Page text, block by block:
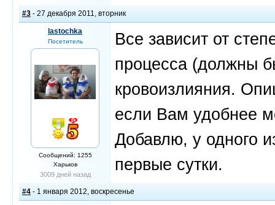
#3 - 27 декабря 2011, вторник
lastochka
Посетитель
Сообщений: 1255
Харьков
3009 дней назад
Все зависит от
процесса (должны
кровоизлияния.
если Вам удобнее
Добавлю, у одного
первые сутки.
#4 - 1 января 2012, воскресенье